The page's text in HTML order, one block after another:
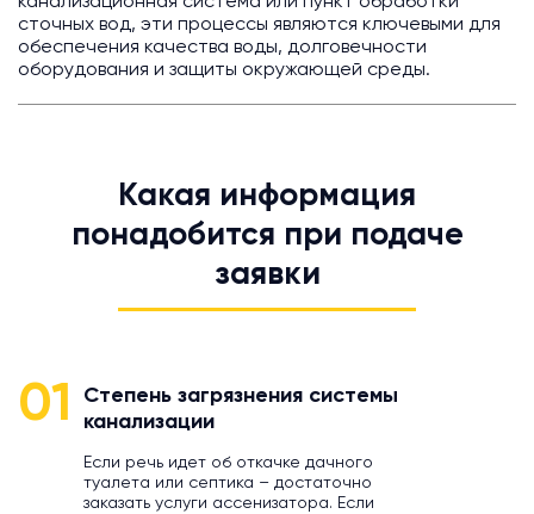
сточных вод, эти процессы являются ключевыми для
обеспечения качества воды, долговечности
оборудования и защиты окружающей среды.
Какая информация
понадобится при подаче
заявки
01
Степень загрязнения системы
канализации
Если речь идет об откачке дачного
туалета или септика – достаточно
заказать услуги ассенизатора. Если